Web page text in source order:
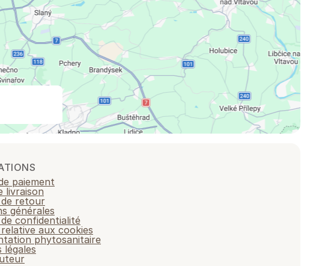
paiement
livraison
retour
générales
confidentialité
aux cookies
phytosanitaire
légales